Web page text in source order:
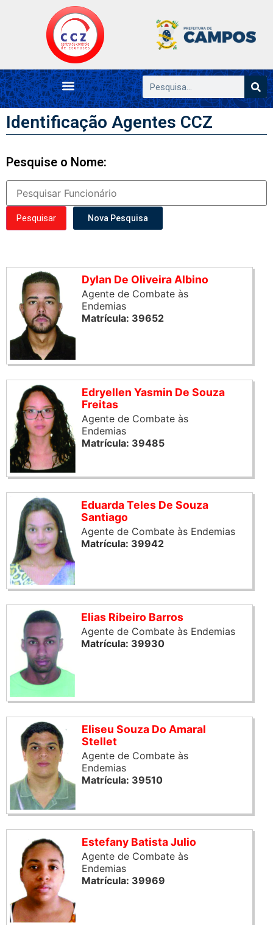
Identificação Agentes CCZ
Pesquise o Nome:
Nova Pesquisa
Dylan De Oliveira Albino
Agente de Combate às
Endemias
Matrícula: 39652
Edryellen Yasmin De Souza
Freitas
Agente de Combate às
Endemias
Matrícula: 39485
Eduarda Teles De Souza
Santiago
Agente de Combate às Endemias
Matrícula: 39942
Elias Ribeiro Barros
Agente de Combate às Endemias
Matrícula: 39930
Eliseu Souza Do Amaral
Stellet
Agente de Combate às
Endemias
Matrícula: 39510
Estefany Batista Julio
Agente de Combate às
Endemias
Matrícula: 39969